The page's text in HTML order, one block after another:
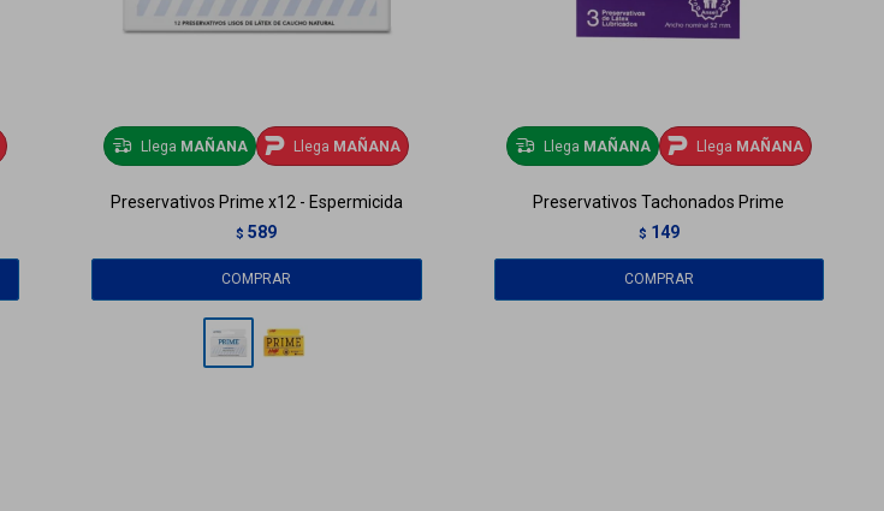
Llega MAÑANA Llega MAÑANA
Preservativos Prime x12 - Espermicida
$ 589
Llega MAÑANA Llega MAÑANA
Preservativos Tachonados Prime
$ 149